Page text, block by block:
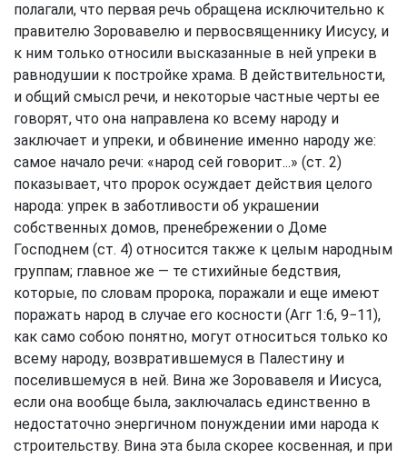
полагали, что первая речь обращена исключительно к
правителю Зоровавелю и первосвященнику Иисусу, и
к ним только относили высказанные в ней упреки в
равнодушии к постройке храма. В действительности,
и общий смысл речи, и некоторые частные черты ее
говорят, что она направлена ко всему народу и
заключает и упреки, и обвинение именно народу же:
самое начало речи: «народ сей говорит...» (ст. 2)
показывает, что пророк осуждает действия целого
народа: упрек в заботливости об украшении
собственных домов, пренебрежении о Доме
Господнем (ст. 4) относится также к целым народным
группам; главное же — те стихийные бедствия,
которые, по словам пророка, поражали и еще имеют
поражать народ в случае его косности (Агг 1:6, 9−11),
как само собою понятно, могут относиться только ко
всему народу, возвратившемуся в Палестину и
поселившемуся в ней. Вина же Зоровавеля и Иисуса,
если она вообще была, заключалась единственно в
недостаточно энергичном понуждении ими народа к
строительству. Вина эта была скорее косвенная, и при